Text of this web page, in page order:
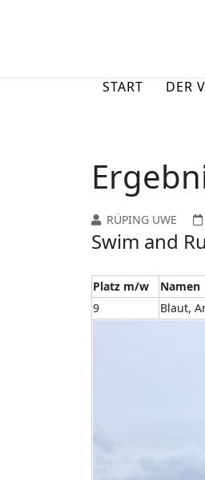
START DER
RÜPING UWE
Swim and
Platz m/w Namen
9
Blaut,